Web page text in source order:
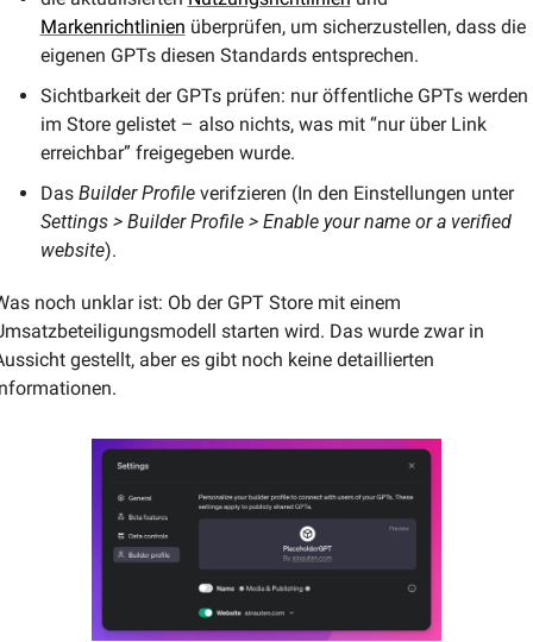
Markenrichtlinien überprüfen, um sicherzustellen, dass die
eigenen GPTs diesen Standards entsprechen.
Sichtbarkeit der GPTs prüfen: nur öffentliche GPTs werden
im Store gelistet – also nichts, was mit “nur über Link
erreichba​​r” freigegeben wurde.
Das Builder Profile
verifzieren (In den Einstellungen unter
Settings > Builder Profile > Enable your name or a verified
website).
noch unklar ist: Ob der GPT Store mit einem
starten wird. Das wurde zwar in
gestellt, aber es gibt noch keine detaillierten